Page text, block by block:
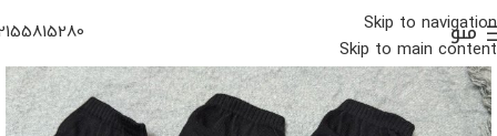
Skip to navigation
Skip to main content
منو